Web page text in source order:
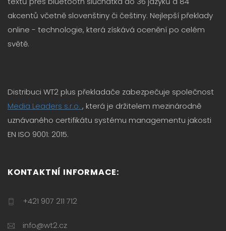
akcentů včetně slovenštiny či češtiny. Nejlepší překlady
online - technologie, která získává ocenění po celém
světě.
Distribuci WT2 plus překladače zabezpečuje společnost
Media Leaders s.r.o. , která je držitelem mezinárodně
uznávaného certifikátu systému managementu jakosti
EN ISO 9001: 2015.
KONTAKTNÍ INFORMACE:
+421 907 211 712
info@wt2.cz